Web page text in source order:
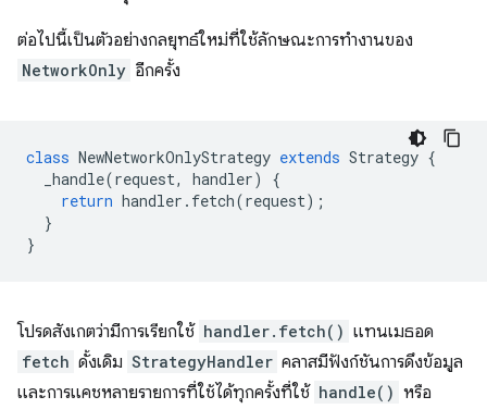
ต่อไปนี้เป็นตัวอย่างกลยุทธ์ใหม่ที่ใช้ลักษณะการทำงานของ
NetworkOnly อีกครั้ง
class NewNetworkOnlyStrategy extends Strategy {
_handle(request, handler)
{
return handler . fetch(request);
}
}
โปรดสังเกตว่ามีการเรียกใช้ handler.fetch() แทนเมธอด
fetch ดั้งเดิม StrategyHandler คลาสมีฟังก์ชันการดึงข้อมูล
และการแคชหลายรายการที่ใช้ได้ทุกครั้งที่ใช้ handle() หรือ